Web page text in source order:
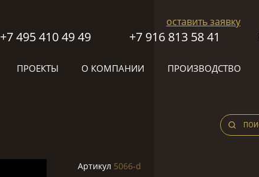
оставить заявку
+7 495 410 49 49 +7 916 813 58 41
ПРОЕКТЫ О КОМПАНИИ ПРОИЗВОДСТВО
Артикул 5066-d